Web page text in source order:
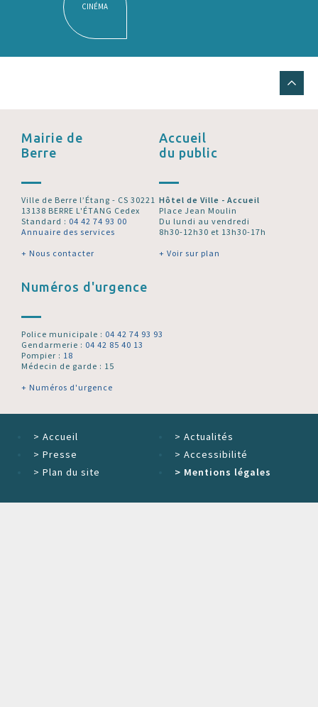
CINÉMA
Mairie de
Berre
Ville de Berre l’Étang - CS 30221
13138 BERRE L'ÉTANG Cedex
Standard : 04 42 74 93 00
Annuaire des services
+ Nous contacter
Accueil
du public
Hôtel de Ville - Accueil
Place Jean Moulin
Du lundi au vendredi
8h30-12h30 et 13h30-17h
+ Voir sur plan
Numéros d'urgence
Police municipale : 04 42 74 93 93
Gendarmerie : 04 42 85 40 13
Pompier : 18
Médecin de garde : 15
+ Numéros d'urgence
> Accueil > Actualités
> Presse > Accessibilité
> Plan du site > Mentions légales